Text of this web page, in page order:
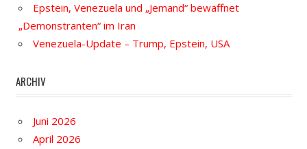
Epstein, Venezuela und „Jemand“ bewaffnet
„Demonstranten“ im Iran
Venezuela-Update – Trump, Epstein, USA
ARCHIV
Juni 2026
April 2026